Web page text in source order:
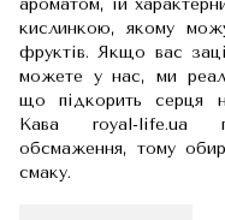
кислинкою, якому
фруктів. Якщо вас
можете у нас, ми
що підкорить серця
Кава royal-life.ua
обсмаження, тому
смаку.